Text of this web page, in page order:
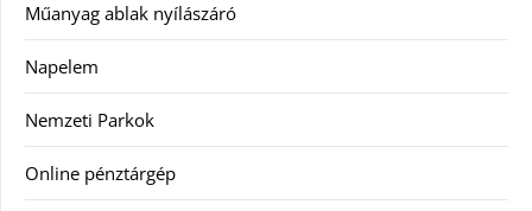
Műanyag ablak nyílászáró
Napelem
Nemzeti Parkok
Online pénztárgép